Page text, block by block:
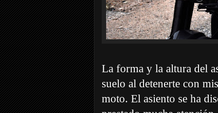
La forma y la altura del
suelo al detenerte con
moto. El asiento se ha